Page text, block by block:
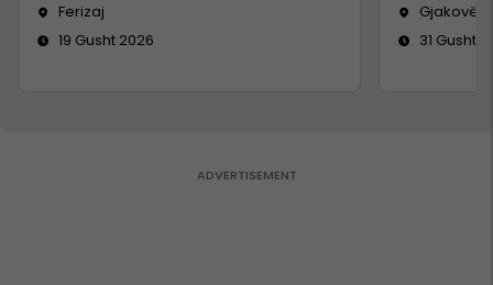
Ferizaj
19 Gusht 2026
Gjakovë
31 Gusht